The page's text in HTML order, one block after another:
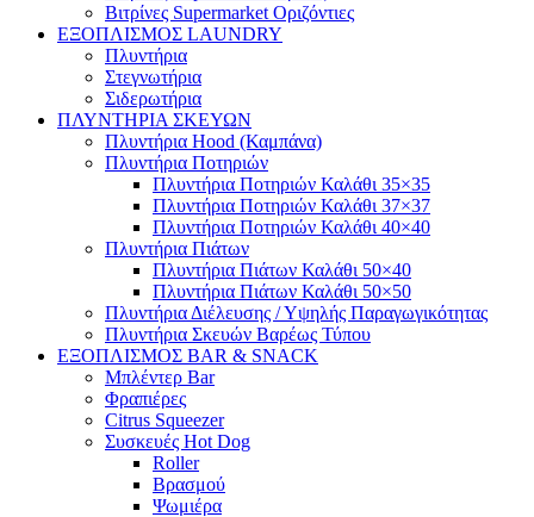
Βιτρίνες Supermarket Οριζόντιες
ΕΞΟΠΛΙΣΜΟΣ LAUNDRY
Πλυντήρια
Στεγνωτήρια
Σιδερωτήρια
ΠΛΥΝΤΗΡΙΑ ΣΚΕΥΩΝ
Πλυντήρια Hood (Καμπάνα)
Πλυντήρια Ποτηριών
Πλυντήρια Ποτηριών Καλάθι 35×35
Πλυντήρια Ποτηριών Καλάθι 37×37
Πλυντήρια Ποτηριών Καλάθι 40×40
Πλυντήρια Πιάτων
Πλυντήρια Πιάτων Καλάθι 50×40
Πλυντήρια Πιάτων Καλάθι 50×50
Πλυντήρια Διέλευσης / Υψηλής Παραγωγικότητας
Πλυντήρια Σκευών Βαρέως Τύπου
ΕΞΟΠΛΙΣΜΟΣ BAR & SNACK
Μπλέντερ Bar
Φραπιέρες
Citrus Squeezer
Συσκευές Hot Dog
Roller
Βρασμού
Ψωμιέρα